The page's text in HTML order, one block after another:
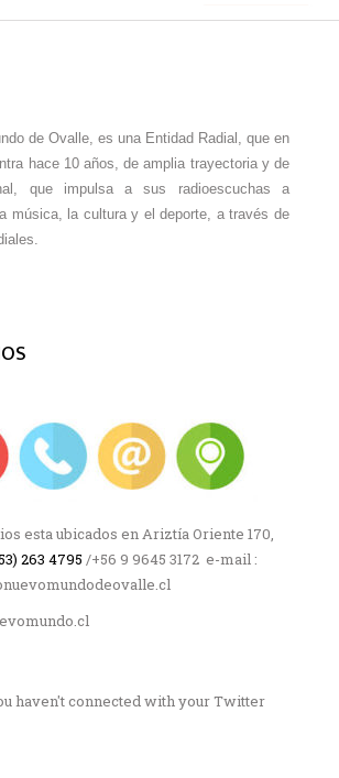
de Ovalle, es una Entidad Radial, que en
hace 10 años, de amplia trayectoria y de
que impulsa a sus radioescuchas a
música, la cultura y el deporte, a través de
esta ubicados en Ariztía Oriente 170,
263 4795 /+56 9 9645 3172 e-mail :
haven't connected with your Twitter